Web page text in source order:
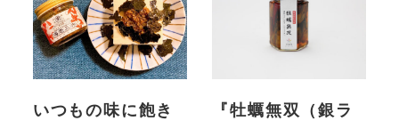
いつもの味に飽き
『牡蠣無双（銀ラ